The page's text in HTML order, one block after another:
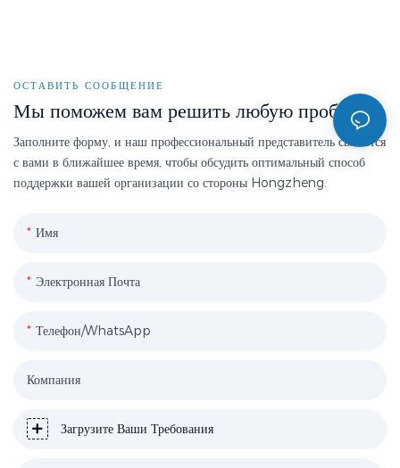
ОСТАВИТЬ СООБЩЕНИЕ
Мы поможем вам решить любую проблему
Заполните форму, и наш профессиональный представитель свяжется
с вами в ближайшее время, чтобы обсудить оптимальный способ
поддержки вашей организации со стороны Hongzheng.
Имя
Электронная Почта
Телефон/WhatsApp
Компания
Загрузите Ваши Требования